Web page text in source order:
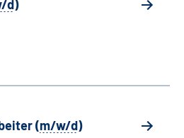
d)
(m/w/d)